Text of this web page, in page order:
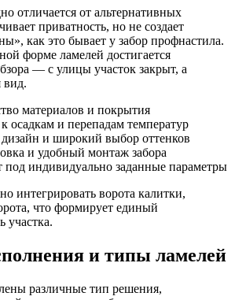
отличается от альтернативных
приватность, но не создает
как это бывает у забор профнастила.
форме ламелей достигается
— с улицы участок закрыт, а
вид.
материалов и покрытия
осадкам и перепадам температур
и широкий выбор оттенков
и удобный монтаж забора
под индивидуально заданные параметры
интегрировать ворота калитки,
что формирует единый
участка.
и типы ламелей
различные тип решения,